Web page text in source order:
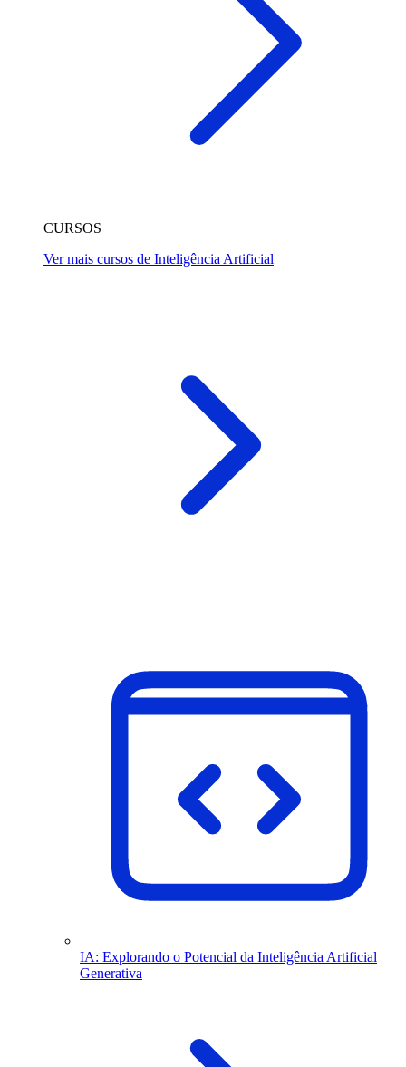
CURSOS
Ver mais cursos de Inteligência Artificial
IA: Explorando o Potencial da Inteligência Artificial
Generativa